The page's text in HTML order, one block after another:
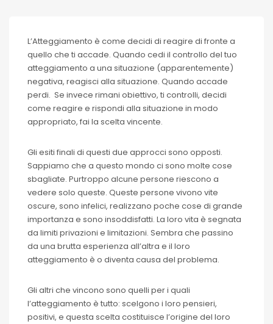
L’Atteggiamento è come decidi di reagire di fronte a
quello che ti accade. Quando cedi il controllo del tuo
atteggiamento a una situazione (apparentemente)
negativa, reagisci alla situazione. Quando accade
perdi. Se invece rimani obiettivo, ti controlli, decidi
come reagire e rispondi alla situazione in modo
appropriato, fai la scelta vincente.
Gli esiti finali di questi due approcci sono opposti.
Sappiamo che a questo mondo ci sono molte cose
sbagliate. Purtroppo alcune persone riescono a
vedere solo queste. Queste persone vivono vite
oscure, sono infelici, realizzano poche cose di grande
importanza e sono insoddisfatti. La loro vita è segnata
da limiti privazioni e limitazioni. Sembra che passino
da una brutta esperienza all’altra e il loro
atteggiamento è o diventa causa del problema.
Gli altri che vincono sono quelli per i quali
l’atteggiamento è tutto: scelgono i loro pensieri,
positivi, e questa scelta costituisce l’origine del loro